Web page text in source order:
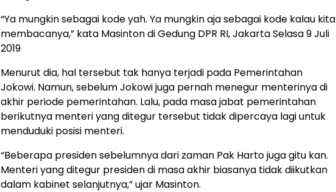
“Ya mungkin sebagai kode yah. Ya mungkin aja sebagai kode kalau kita
membacanya,” kata Masinton di Gedung DPR RI, Jakarta Selasa 9 Juli
2019
Menurut dia, hal tersebut tak hanya terjadi pada Pemerintahan
Jokowi. Namun, sebelum Jokowi juga pernah menegur menterinya di
akhir periode pemerintahan. Lalu, pada masa jabat pemerintahan
berikutnya menteri yang ditegur tersebut tidak dipercaya lagi untuk
menduduki posisi menteri.
“Beberapa presiden sebelumnya dari zaman Pak Harto juga gitu kan.
Menteri yang ditegur presiden di masa akhir biasanya tidak diikutkan
dalam kabinet selanjutnya,” ujar Masinton.